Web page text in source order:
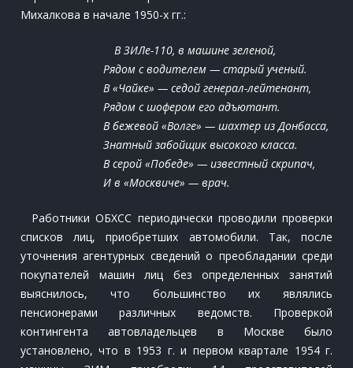
Михалкова в начале 1950-х гг.:
В ЗИЛе-110, в машине зеленой,
Рядом с водителем — старый ученый.
В «Чайке» — седой генерал-лейтенант,
Рядом с шофером его адъютант.
В бежевой «Волге» — шахтер из Донбасса,
Знатный забойщик высокого класса.
В серой «Победе» — известный скрипач,
И в «Москвиче» — врач.
Работники ОБХСС периодически проводили проверки
списков лиц, приобретших автомобили. Так, после
уточнения агентурных сведений о преобладании среди
покупателей машин лиц без определенных занятий
выяснилось, что большинство их являлись
пенсионерами различных ведомств. Проверкой
контингента автовладельцев в Москве было
установлено, что в 1953 г. и первом квартале 1954 г.